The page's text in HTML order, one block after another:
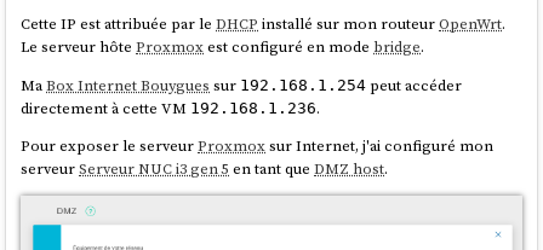
mère et le boîtier sont bien larges et pourtant, ils ne sont pas arrivés à caser un
Cette IP est attribuée par leDHCP installé sur mon routeurOpenWrt.
Le serveur hôteProxmoxest configuré en mode bridge.
MaBox Internet Bouygues sur 192.168.1.254 peut accéder
directement à cette VM 192.168.1.236.
Pour exposer le serveurProxmoxsur Internet, j'ai configuré mon
serveurServeur NUC i3 gen 5 en tant queDMZ host.